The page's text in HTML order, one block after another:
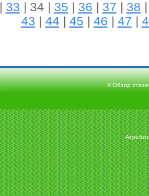
| 33 | 34 | 35 | 36 | 37 | 38
43 | 44 | 45 | 46 | 47 |
© Обзор